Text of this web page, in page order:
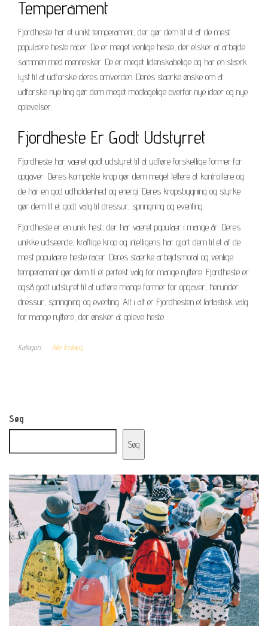
Temperament
Fjordheste har et unikt temperament, der gør dem til et af de mest
populære heste racer. De er meget venlige heste, der elsker at arbejde
sammen med mennesker. De er meget lidenskabelige og har en stærk
lyst til at udforske deres omverden. Deres stærke ønske om at
udforske nye ting gør dem meget modtagelige overfor nye ideer og nye
oplevelser.
Fjordheste Er Godt Udstyrret
Fjordheste har været godt udstyret til at udføre forskellige former for
opgaver. Deres kompakte krop gør dem meget lettere at kontrollere og
de har en god udholdenhed og energi. Deres kropsbygning og styrke
gør dem til et godt valg til dressur, springning og eventing.
Fjordheste er en unik hest, der har været populær i mange år. Deres
unikke udseende, kraftige krop og intelligens har gjort dem til et af de
mest populære heste racer. Deres stærke arbejdsmoral og venlige
temperament gør dem til et perfekt valg for mange ryttere. Fjordheste er
også godt udstyret til at udføre mange former for opgaver, herunder
dressur, springning og eventing. Alt i alt er Fjordhesten et fantastisk valg
for mange ryttere, der ønsker at opleve heste.
Kategori Alle Indlæg
Søg
Søg